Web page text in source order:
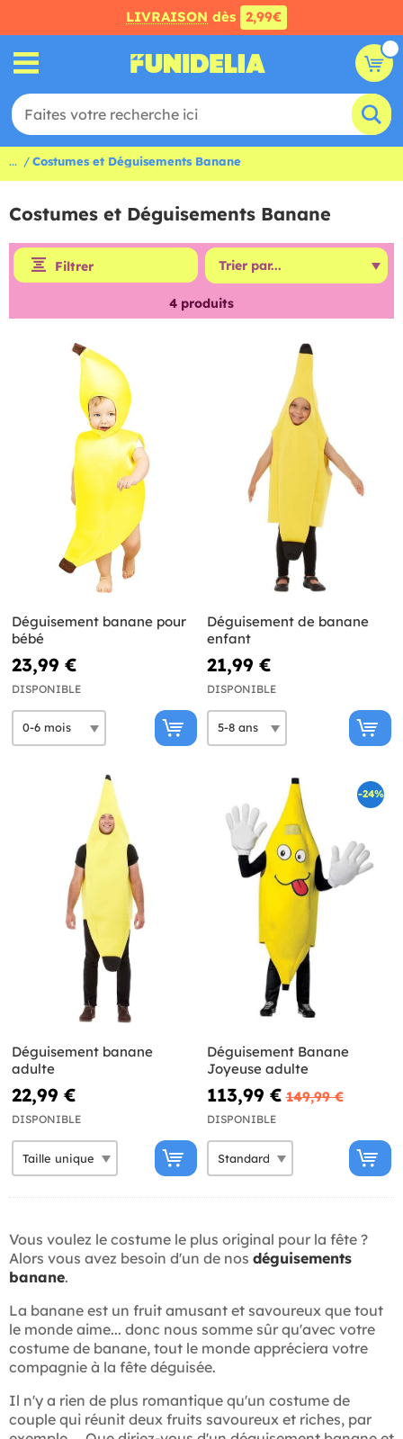
LIVRAISON dès 2,99€
... Costumes et Déguisements Banane
Costumes et Déguisements Banane
Filtrer
4 produits
Déguisement banane pour
bébé
23,99 €
DISPONIBLE
Déguisement de banane
enfant
21,99 €
DISPONIBLE
Déguisement banane
adulte
22,99 €
DISPONIBLE
-24%
Déguisement Banane
Joyeuse adulte
113,99 € 149,99 €
DISPONIBLE
Vous voulez le costume le plus original pour la fête ?
Alors vous avez besoin d'un de nos déguisements
banane.
La banane est un fruit amusant et savoureux que tout
le monde aime... donc nous somme sûr qu'avec votre
costume de banane, tout le monde appréciera votre
compagnie à la fête déguisée.
Il n'y a rien de plus romantique qu'un costume de
couple qui réunit deux fruits savoureux et riches, par